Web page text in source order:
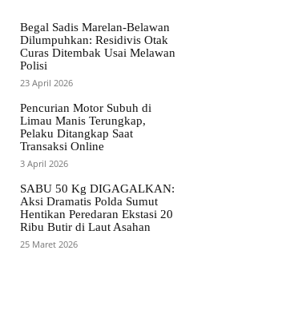
Begal Sadis Marelan-Belawan
Dilumpuhkan: Residivis Otak
Curas Ditembak Usai Melawan
Polisi
23 April 2026
Pencurian Motor Subuh di
Limau Manis Terungkap,
Pelaku Ditangkap Saat
Transaksi Online
3 April 2026
SABU 50 Kg DIGAGALKAN:
Aksi Dramatis Polda Sumut
Hentikan Peredaran Ekstasi 20
Ribu Butir di Laut Asahan
25 Maret 2026